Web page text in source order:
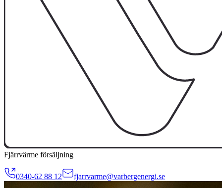
Fjärrvärme försäljning
0340-62 88 12 fjarrvarme@varbergenergi.se